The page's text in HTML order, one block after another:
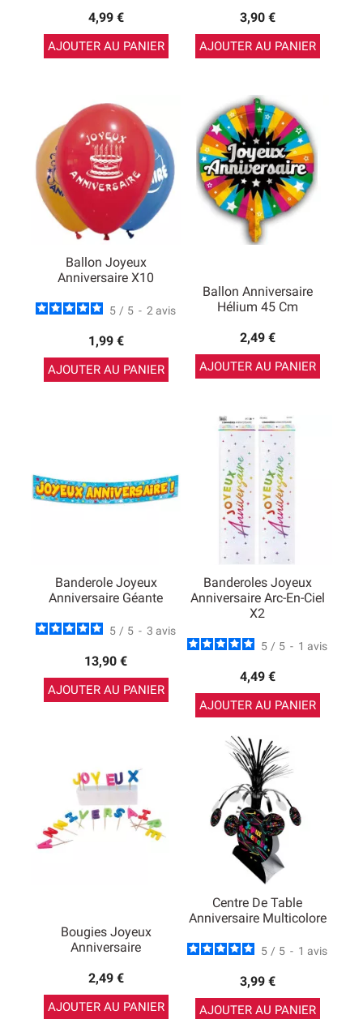
4,99 €
AJOUTER AU PANIER
3,90 €
AJOUTER AU PANIER
Ballon Joyeux
Anniversaire X10
5 / 5 - 2 avis
1,99 €
AJOUTER AU PANIER
Ballon Anniversaire
Hélium 45 Cm
2,49 €
AJOUTER AU PANIER
Banderole Joyeux
Anniversaire Géante
5 / 5 - 3 avis
13,90 €
AJOUTER AU PANIER
Banderoles Joyeux
Anniversaire Arc-En-Ciel
X2
5 / 5 - 1 avis
4,49 €
AJOUTER AU PANIER
Bougies Joyeux
Anniversaire
2,49 €
AJOUTER AU PANIER
Centre De Table
Anniversaire Multicolore
5 / 5 - 1 avis
3,99 €
AJOUTER AU PANIER